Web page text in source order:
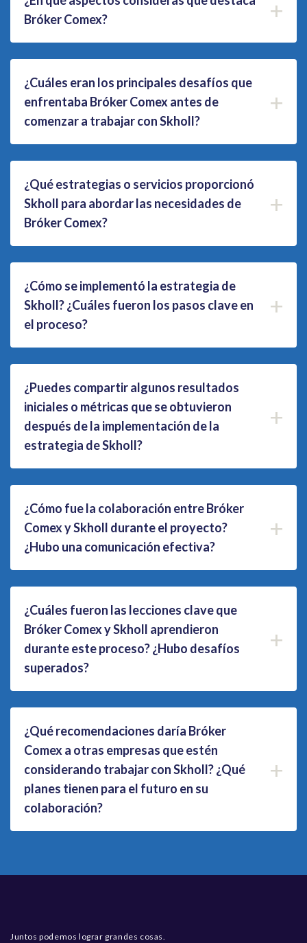
+
Bróker Comex?
+
¿Cuáles eran los principales desafíos que
enfrentaba Bróker Comex antes de
comenzar a trabajar con Skholl?
+
¿Qué estrategias o servicios proporcionó
Skholl para abordar las necesidades de
Bróker Comex?
+
¿Cómo se implementó la estrategia de
Skholl? ¿Cuáles fueron los pasos clave en
el proceso?
+
¿Puedes compartir algunos resultados
iniciales o métricas que se obtuvieron
después de la implementación de la
estrategia de Skholl?
+
¿Cómo fue la colaboración entre Bróker
Comex y Skholl durante el proyecto?
¿Hubo una comunicación efectiva?
+
¿Cuáles fueron las lecciones clave que
Bróker Comex y Skholl aprendieron
durante este proceso? ¿Hubo desafíos
superados?
+
¿Qué recomendaciones daría Bróker
Comex a otras empresas que estén
considerando trabajar con Skholl? ¿Qué
planes tienen para el futuro en su
colaboración?
Juntos podemos lograr grandes cosas.